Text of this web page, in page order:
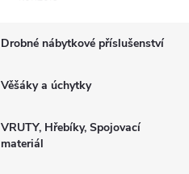
Drobné nábytkové příslušenství
Věšáky a úchytky
VRUTY, Hřebíky, Spojovací
materiál